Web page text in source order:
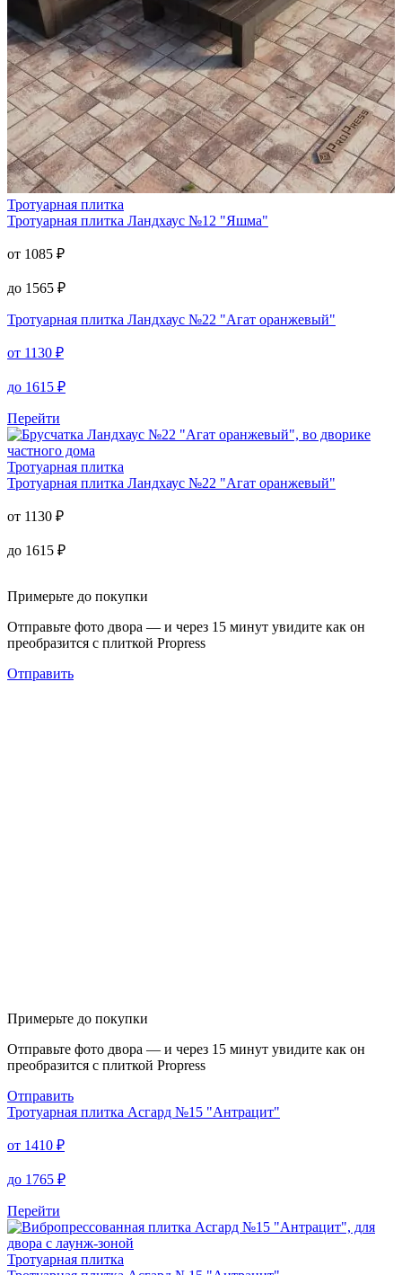
Тротуарная плитка
Тротуарная плитка Ландхаус №12 "Яшма"
от 1085 ₽
до 1565 ₽
Тротуарная плитка Ландхаус №22 "Агат оранжевый"
от 1130 ₽
до 1615 ₽
Перейти
Тротуарная плитка
Тротуарная плитка Ландхаус №22 "Агат оранжевый"
от 1130 ₽
до 1615 ₽
Примерьте до покупки
Отправьте фото двора — и через 15 минут увидите как он
преобразится с плиткой Propress
Отправить
Примерьте до покупки
Отправьте фото двора — и через 15 минут увидите как он
преобразится с плиткой Propress
Отправить
Тротуарная плитка Асгард №15 "Антрацит"
от 1410 ₽
до 1765 ₽
Перейти
Тротуарная плитка